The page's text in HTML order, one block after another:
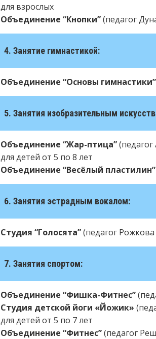
для взрослых
Объединение “Кнопки”(педагог
4. Занятие гимнастикой:
Объединение “Основы гимнастики”
5. Занятия изобразительным
Объединение “Жар-птица”
для детей от 5 по 8 лет
Объединение “Весёлый пластилин”
6. Занятия эстрадным вокалом:
Студия “Голосята”(педагог
7. Занятия спортом:
Объединение “Фишка-Фитнес”
Студия детской йоги «Йожик»
для детей от 5 по 7 лет
Объединение “Фитнес”(педагог